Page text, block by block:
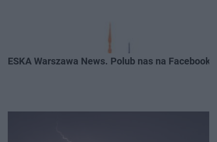
ESKA Warszawa News. Polub nas na